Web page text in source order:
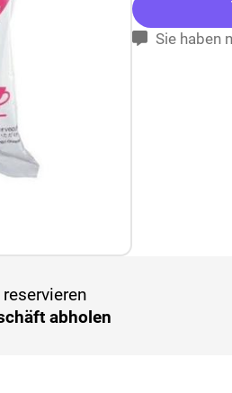
Sie haben
abholen